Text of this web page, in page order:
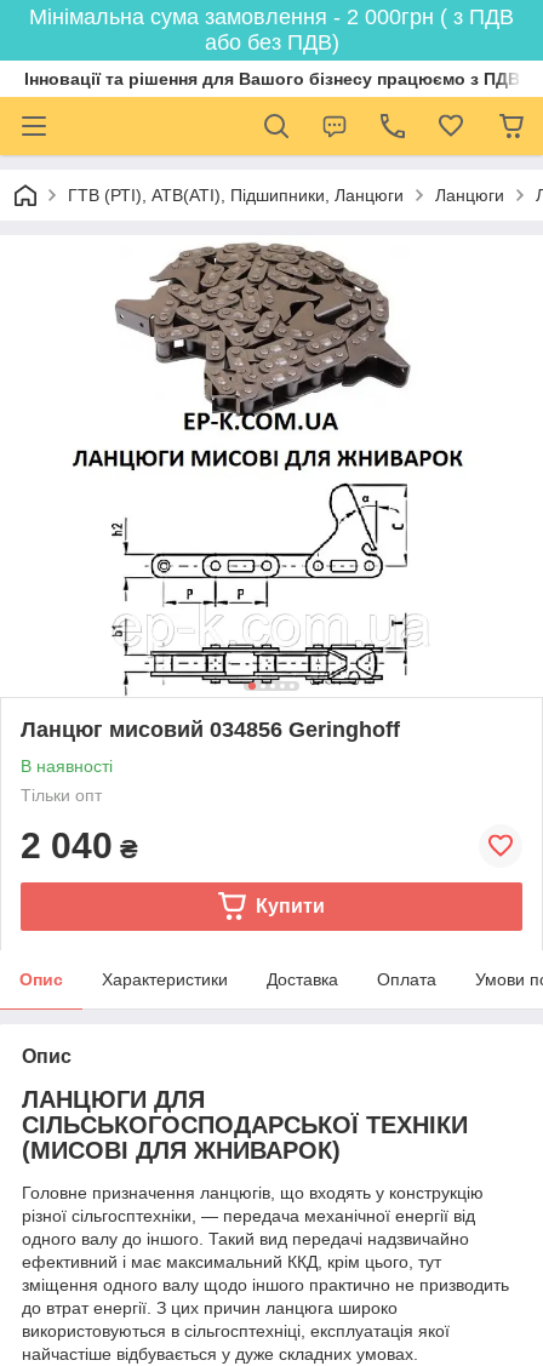
Мінімальна сума замовлення - 2 000грн ( з ПДВ
або без ПДВ)
Інновації та рішення для Вашого бізнесу працюємо з ПДВ
ГТВ (РТI), АТВ(АТI), Пiдшипники, Ланцюги Ланцюги
Ланцюг мисовий 034856 Geringhoff
В наявності
Тільки опт
2 040 ₴
Купити
Опис Характеристики Доставка Оплата Умови
Опис
ЛАНЦЮГИ ДЛЯ
СІЛЬСЬКОГОСПОДАРСЬКОЇ ТЕХНІКИ
(МИСОВІ ДЛЯ ЖНИВАРОК)
Головне призначення ланцюгів, що входять у конструкцію
різної сільгосптехніки, — передача механічної енергії від
одного валу до іншого. Такий вид передачі надзвичайно
ефективний і має максимальний ККД, крім цього, тут
зміщення одного валу щодо іншого практично не призводить
до втрат енергії. З цих причин ланцюга широко
використовуються в сільгосптехніці, експлуатація якої
найчастіше відбувається у дуже складних умовах.